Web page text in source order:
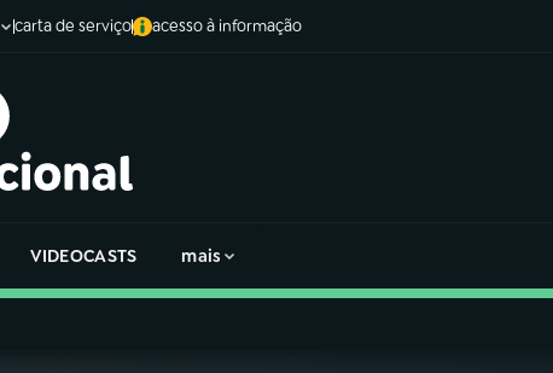
carta de serviço acesso à informação
VIDEOCASTS mais